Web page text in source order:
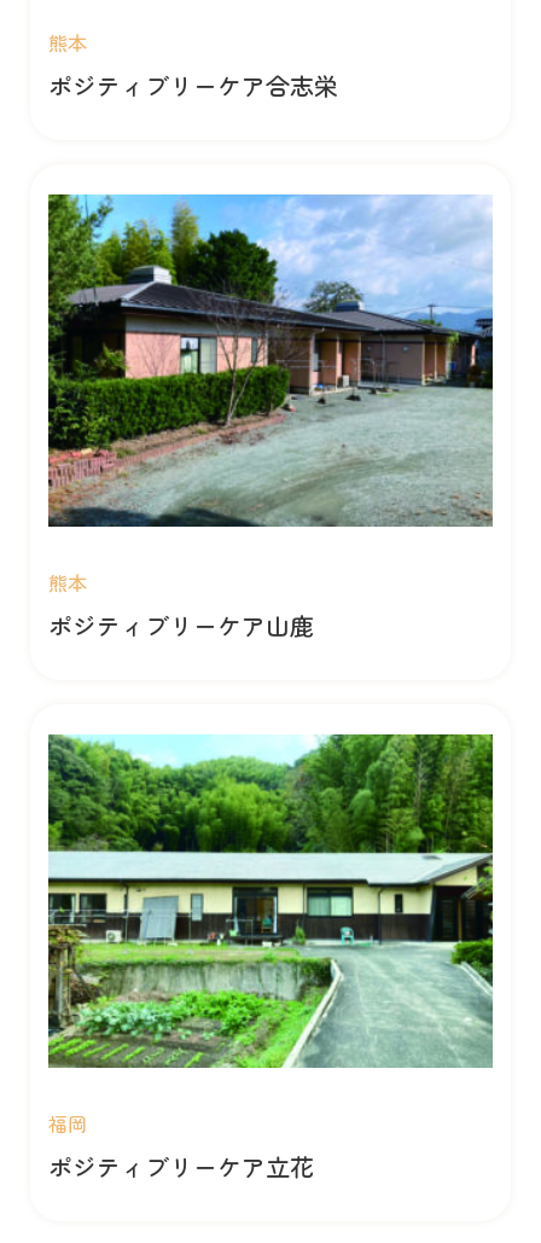
熊本
ポジティブリーケア合志栄
熊本
ポジティブリーケア山鹿
福岡
ポジティブリーケア立花